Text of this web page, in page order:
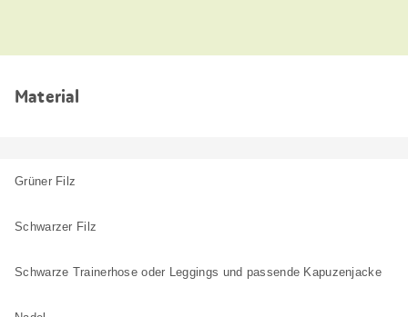
Material
Grüner Filz
Schwarzer Filz
Schwarze Trainerhose oder Leggings und passende Kapuzenjacke